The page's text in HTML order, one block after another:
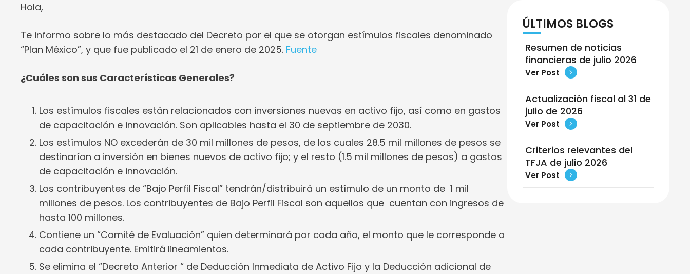
Hola,
Te informo sobre lo más destacado del Decreto por el que se otorgan estímulos fiscales denominado
“Plan México”, y que fue publicado el 21 de enero de 2025. Fuente
¿Cuáles son sus Características Generales?
Los estímulos fiscales están relacionados con inversiones nuevas en activo fijo, así como en gastos
de capacitación e innovación. Son aplicables hasta el 30 de septiembre de 2030.
Los estímulos NO excederán de 30 mil millones de pesos, de los cuales 28.5 mil millones de pesos se
destinarían a inversión en bienes nuevos de activo fijo; y el resto (1.5 mil millones de pesos) a gastos
de capacitación e innovación.
Los contribuyentes de “Bajo Perfil Fiscal” tendrán/distribuirá un estímulo de un monto de 1 mil
millones de pesos. Los contribuyentes de Bajo Perfil Fiscal son aquellos que cuentan con ingresos de
hasta 100 millones.
Contiene un “Comité de Evaluación” quien determinará por cada año, el monto que le corresponde a
cada contribuyente. Emitirá lineamientos.
Se elimina el “Decreto Anterior “ de Deducción Inmediata de Activo Fijo y la Deducción adicional de
ÚLTIMOS BLOGS
Resumen de noticias
financieras de julio 2026
Ver Post
Actualización fiscal al 31 de
julio de 2026
Ver Post
Criterios relevantes del
TFJA de julio 2026
Ver Post